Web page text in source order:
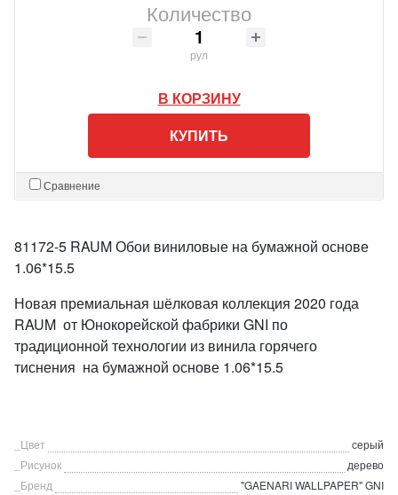
Количество
рул
В КОРЗИНУ
КУПИТЬ
Сравнение
81172-5 RAUM Обои виниловые на бумажной основе
1.06*15.5
Новая премиальная шёлковая коллекция 2020 года
RAUM от Юнокорейской фабрики GNI по
традиционной технологии из винила горячего
тиснения на бумажной основе 1.06*15.5
_Цвет
серый
_Рисунок
дерево
_Бренд
"GAENARI WALLPAPER" GNI